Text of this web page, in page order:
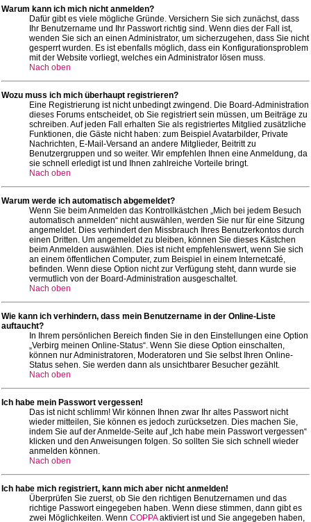
Warum kann ich mich nicht anmelden?
Dafür gibt es viele mögliche Gründe. Versichern Sie sich zunächst, dass
Ihr Benutzername und Ihr Passwort richtig sind. Wenn dies der Fall ist,
wenden Sie sich an einen Administrator, um sicherzugehen, dass Sie nicht
gesperrt wurden. Es ist ebenfalls möglich, dass ein Konfigurationsproblem
mit der Website vorliegt, welches ein Administrator lösen muss.
Nach oben
Wozu muss ich mich überhaupt registrieren?
Eine Registrierung ist nicht unbedingt zwingend. Die Board-Administration
dieses Forums entscheidet, ob Sie registriert sein müssen, um Beiträge zu
schreiben. Auf jeden Fall erhalten Sie als registriertes Mitglied zusätzliche
Funktionen, die Gäste nicht haben: zum Beispiel Avatarbilder, Private
Nachrichten, E-Mail-Versand an andere Mitglieder, Beitritt zu
Benutzergruppen und so weiter. Wir empfehlen Ihnen eine Anmeldung, da
sie schnell erledigt ist und Ihnen zahlreiche Vorteile bringt.
Nach oben
Warum werde ich automatisch abgemeldet?
Wenn Sie beim Anmelden das Kontrollkästchen „Mich bei jedem Besuch
automatisch anmelden“ nicht auswählen, werden Sie nur für eine Sitzung
angemeldet. Dies verhindert den Missbrauch Ihres Benutzerkontos durch
einen Dritten. Um angemeldet zu bleiben, können Sie dieses Kästchen
beim Anmelden auswählen. Dies ist nicht empfehlenswert, wenn Sie sich
an einem öffentlichen Computer, zum Beispiel in einem Internetcafé,
befinden. Wenn diese Option nicht zur Verfügung steht, dann wurde sie
vermutlich von der Board-Administration ausgeschaltet.
Nach oben
Wie kann ich verhindern, dass mein Benutzername in der Online-Liste
auftaucht?
In Ihrem persönlichen Bereich finden Sie in den Einstellungen eine Option
„Verbirg meinen Online-Status“. Wenn Sie diese Option einschalten,
können nur Administratoren, Moderatoren und Sie selbst Ihren Online-
Status sehen. Sie werden dann als unsichtbarer Besucher gezählt.
Nach oben
Ich habe mein Passwort vergessen!
Das ist nicht schlimm! Wir können Ihnen zwar Ihr altes Passwort nicht
wieder mitteilen, Sie können es jedoch zurücksetzen. Dies machen Sie,
indem Sie auf der Anmelde-Seite auf „Ich habe mein Passwort vergessen“
klicken und den Anweisungen folgen. So sollten Sie sich schnell wieder
anmelden können.
Nach oben
Ich habe mich registriert, kann mich aber nicht anmelden!
Überprüfen Sie zuerst, ob Sie den richtigen Benutzernamen und das
richtige Passwort eingegeben haben. Wenn diese stimmen, dann gibt es
zwei Möglichkeiten. Wenn COPPAaktiviert ist und Sie angegeben haben,